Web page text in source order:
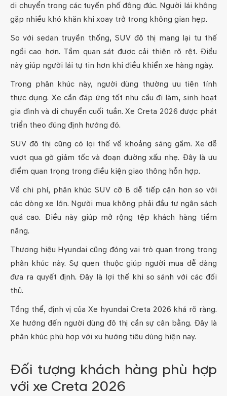
di chuyển trong các tuyến phố đông đúc. Người lái không
gặp nhiều khó khăn khi xoay trở trong không gian hẹp.
So với sedan truyền thống, SUV đô thị mang lại tư thế
ngồi cao hơn. Tầm quan sát được cải thiện rõ rệt. Điều
này giúp người lái tự tin hơn khi điều khiển xe hàng ngày.
Trong phân khúc này, người dùng thường ưu tiên tính
thực dụng. Xe cần đáp ứng tốt nhu cầu đi làm, sinh hoạt
gia đình và di chuyển cuối tuần. Xe Creta 2026 được phát
triển theo đúng định hướng đó.
SUV đô thị cũng có lợi thế về khoảng sáng gầm. Xe dễ
vượt qua gờ giảm tốc và đoạn đường xấu nhẹ. Đây là ưu
điểm quan trọng trong điều kiện giao thông hỗn hợp.
Về chi phí, phân khúc SUV cỡ B dễ tiếp cận hơn so với
các dòng xe lớn. Người mua không phải đầu tư ngân sách
quá cao. Điều này giúp mở rộng tệp khách hàng tiềm
năng.
Thương hiệu Hyundai cũng đóng vai trò quan trọng trong
phân khúc này. Sự quen thuộc giúp người mua dễ dàng
đưa ra quyết định. Đây là lợi thế khi so sánh với các đối
thủ.
Tổng thể, định vị của Xe hyundai Creta 2026 khá rõ ràng.
Xe hướng đến người dùng đô thị cần sự cân bằng. Đây là
phân khúc phù hợp với xu hướng tiêu dùng hiện nay.
Đối tượng khách hàng phù hợp
với xe Creta 2026